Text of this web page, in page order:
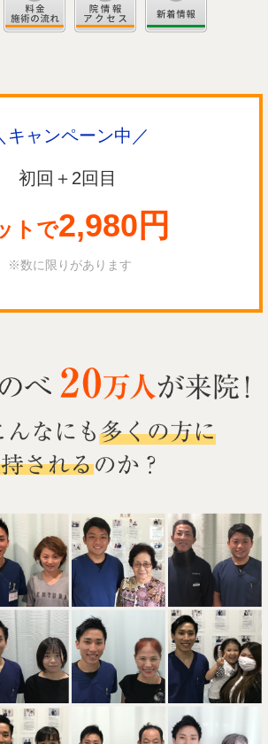
キャンペーン中／
初回＋2回目
トで2,980円
※数に限りがあります